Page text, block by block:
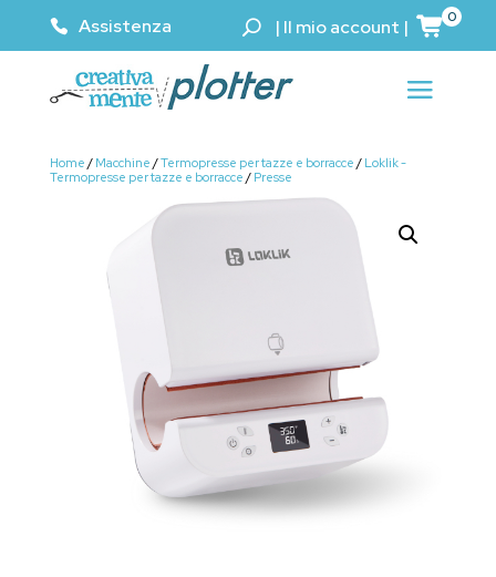
Assistenza | Il mio account | 0
Home / Macchine /Termopresse per tazze e borracce / Loklik -
Termopresse per tazze e borracce / Presse